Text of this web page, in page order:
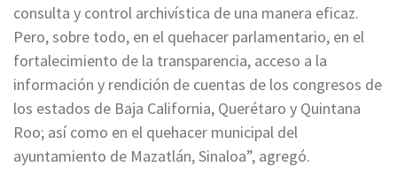
consulta y control archivística de una manera eficaz.
Pero, sobre todo, en el quehacer parlamentario, en el
fortalecimiento de la transparencia, acceso a la
información y rendición de cuentas de los congresos de
los estados de Baja California, Querétaro y Quintana
Roo; así como en el quehacer municipal del
ayuntamiento de Mazatlán, Sinaloa”, agregó.